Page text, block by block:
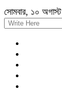
সোমবার, ১০